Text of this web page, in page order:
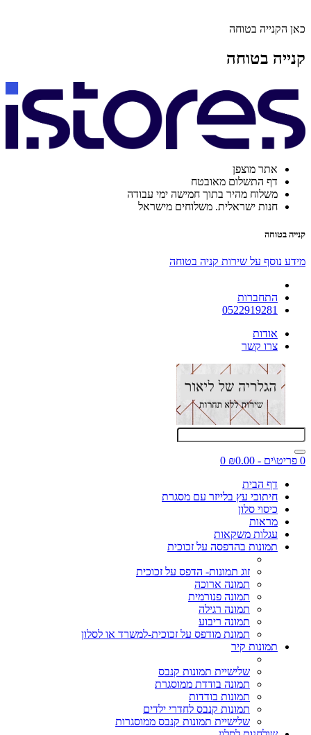
כאן הקנייה בטוחה
קנייה בטוחה
אתר מוצפן
דף התשלום מאובטח
משלוח מהיר בתוך חמישה ימי עבודה
חנות ישראלית. משלוחים מישראל
קנייה בטוחה
מידע נוסף על שירות קניה בטוחה
התחברות
0522919281
אודות
צרו קשר
0 פריט\ים - ₪0.00
0
דף הבית
חיתוכי עץ בלייזר עם מסגרת
כיסוי סלון
מראות
עגלות משקאות
תמונות בהדפסה על זכוכית
זוג תמונות- הדפס על זכוכית
תמונה ארוכה
תמונה פנורמית
תמונה רגילה
תמונה ריבוע
תמונת מודפס על זכוכית-למשרד או לסלון
תמונות קיר
שלישיית תמונות קנבס
תמונה בודדת ממוסגרת
תמונות בודדות
תמונות קנבס לחדרי ילדים
שלישיית תמונות קנבס ממוסגרות